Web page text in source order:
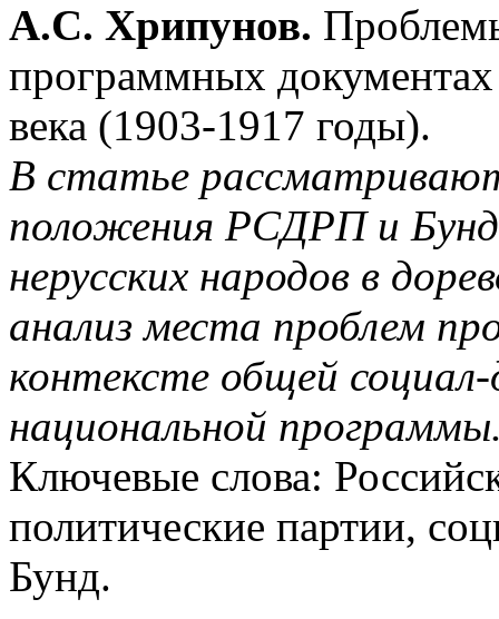
А.С. Хрипунов.
программных
века (1903-1917 годы).
В статье
положения РСДРП и
нерусских народов в
анализ места проблем
контексте общей
национальной
Ключевые слова:
политические партии,
Бунд.